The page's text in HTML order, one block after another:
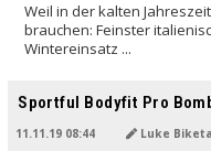
Weil in der kalten
brauchen: Feinster
Wintereinsatz ...
Sportful Bodyfit Pro
11.11.19 08:44 Luke